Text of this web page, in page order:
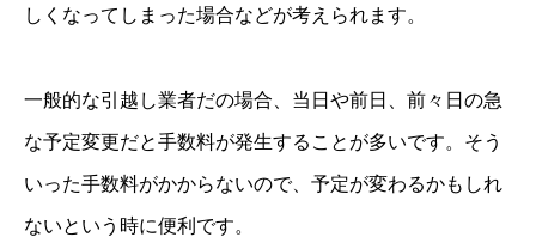
しくなってしまった場合などが考えられます。
一般的な引越し業者だの場合、当日や前日、前々日の急
な予定変更だと手数料が発生することが多いです。そう
いった手数料がかからないので、予定が変わるかもしれ
ないという時に便利です。